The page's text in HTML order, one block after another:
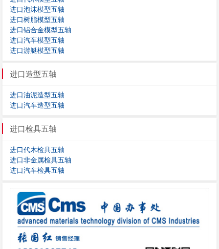
进口泡沫模型五轴
进口树脂模型五轴
进口铝合金模型五轴
进口汽车模型五轴
进口游艇模型五轴
进口造型五轴
进口油泥造型五轴
进口汽车造型五轴
进口检具五轴
进口代木检具五轴
进口非金属检具五轴
进口汽车检具五轴